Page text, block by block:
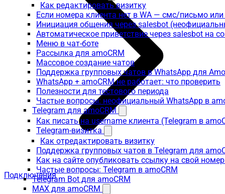
Как редактировать визитку
Если номера клиента нет в WA — смс/письмо
Инициация общения через salesbot
Автоматическое приветствие через salesbot на
Меню в чат-боте
Рассылка для amoCRM
Массовое создание чатов
Поддержка групповых чатов в WhatsApp для
WhatsApp + amoCRM не работает: что проверить
Полезности для тестового периода
Частые вопросы: неофициальный WhatsApp в
Telegram для amoCRM
Как писать на username клиента (Telegram в
Telegram-визитка
Как отредактировать визитку
Поддержка групповых чатов в Telegram для
Как на сайте опубликовать ссылку на свой
Частые вопросы: Telegram в amoCRM
Telegram Bot для amoCRM
MAX для amoCRM
Подключения